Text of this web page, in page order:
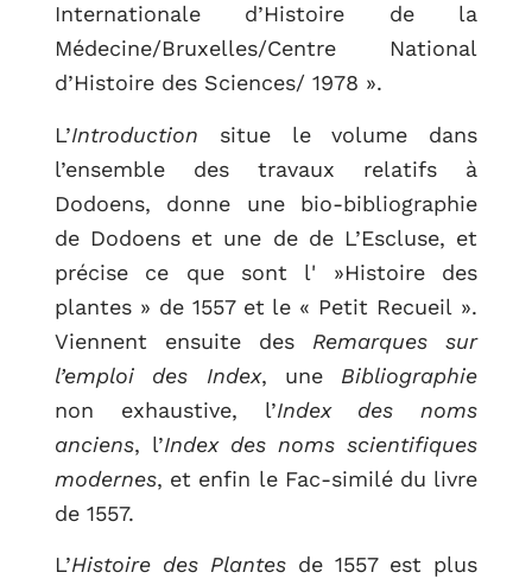
Internationale d’Histoire de la
Médecine/Bruxelles/Centre National
d’Histoire des Sciences/ 1978 ».
L’Introduction situe le volume dans
l’ensemble des travaux relatifs à
Dodoens, donne une bio-bibliographie
de Dodoens et une de de L’Escluse, et
précise ce que sont l' »Histoire des
plantes » de 1557 et le « Petit Recueil ».
Viennent ensuite des Remarques sur
l’emploi des Index, une Bibliographie
non exhaustive, l’Index des noms
anciens, l’Index des noms scientifiques
modernes, et enfin le Fac-similé du livre
de 1557.
L’Histoire des Plantesde 1557 est plus